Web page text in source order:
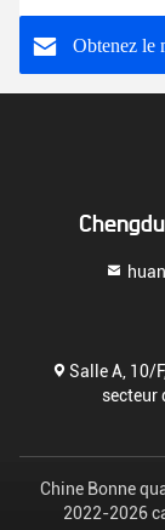
prix
Salle A, 10/
secteur
Chine Bonne
2022-2026